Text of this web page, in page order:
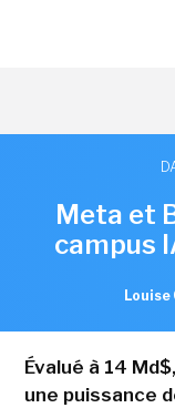
Meta et
campus
Louise
Évalué à 14
une puissance